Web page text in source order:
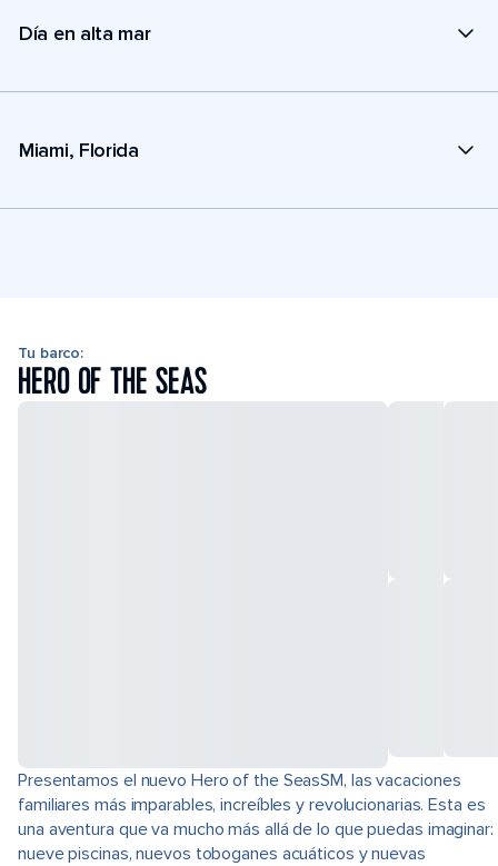
Día en alta mar
Miami, Florida
Tu barco:
HERO OF THE SEAS
Presentamos el nuevo Hero of the SeasSM, las vacaciones
familiares más imparables, increíbles y revolucionarias. Esta es
una aventura que va mucho más allá de lo que puedas imaginar:
nueve piscinas, nuevos toboganes acuáticos y nuevas